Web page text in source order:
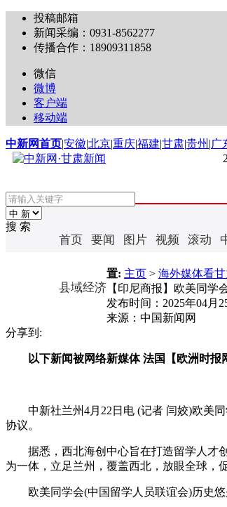
投稿邮箱
新闻采编：0931-8562277
传播合作：18909311858
微信
微博
客户端
移动端
中新网首页|安徽|北京|重庆|福建|甘肃|贵州 |广
搜 索
首页 要闻 图片 视频 滚动
县域经济
置: 主页 > 海外媒体看
【印尼商报】欧美同学
发布时间： 2025年04月
来源： 中国新闻网
分享到:
以下新闻被网络新媒体 法国【欧洲时报
中新社兰州4月22日电 (记者 闫姣)欧美同
协议。
据悉，西北海创中心旨在打造留学人才创
为一体，立足兰州，覆盖西北，放眼全球，
欧美同学会(中国留学人员联谊会)历史悠